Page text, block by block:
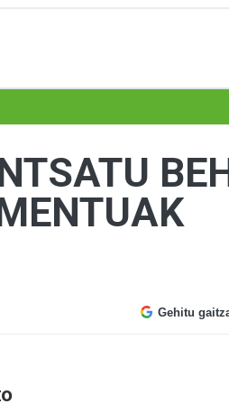
Gehitu